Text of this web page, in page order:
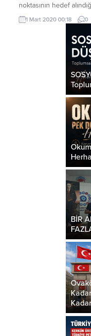
noktasının hedef
herhangi bir zaiyat,
Türkiye’nin İdlib’deki
bulunan rejim
Savunma Bakanı Akar
1 Mart 2020 00:18 0
BİR